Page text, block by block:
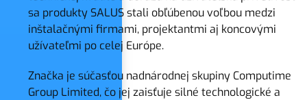
sa produkty SALUS stali obľúbenou voľbou medzi
inštalačnými firmami, projektantmi aj koncovými
užívateľmi po celej Európe.
Značka je súčasťou nadnárodnej skupiny Computime
Group Limited, čo jej zaisťuje silné technologické a